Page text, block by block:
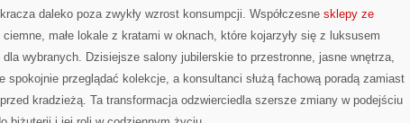
daleko poza zwykły wzrost konsumpcji. Współczesne sklepy ze
małe lokale z kratami w oknach, które kojarzyły się z luksusem
wybranych. Dzisiejsze salony jubilerskie to przestronne, jasne wnętrza,
spokojnie przeglądać kolekcje, a konsultanci służą fachową poradą zamiast
kradzieżą. Ta transformacja odzwierciedla szersze zmiany w podejściu